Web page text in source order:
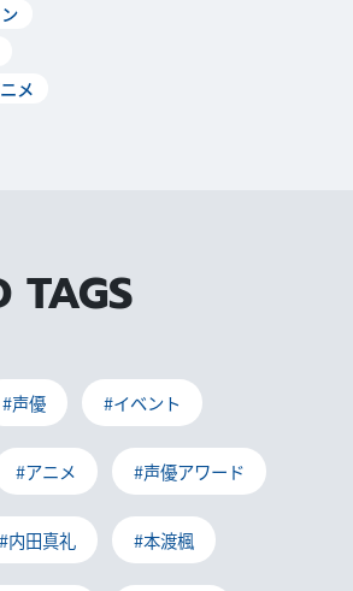
メ
TAGS
#声優 #イベント
#アニメ #声優アワード
#内田真礼 #本渡楓